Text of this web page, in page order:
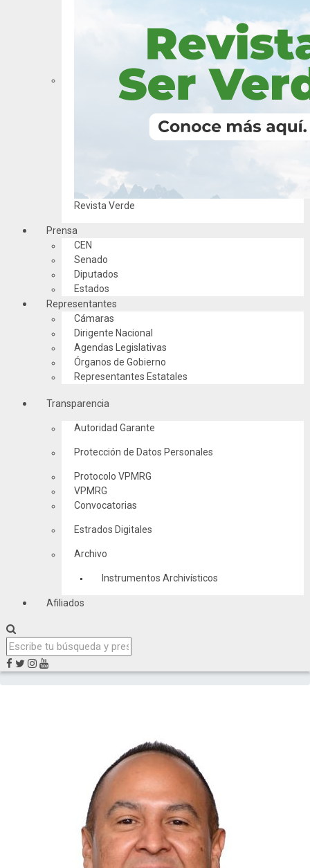
Revista Verde
Prensa
CEN
Senado
Diputados
Estados
Representantes
Cámaras
Dirigente Nacional
Agendas Legislativas
Órganos de Gobierno
Representantes Estatales
Transparencia
Autoridad Garante
Protección de Datos Personales
Protocolo VPMRG
VPMRG
Convocatorias
Estrados Digitales
Archivo
Instrumentos Archivísticos
Afiliados